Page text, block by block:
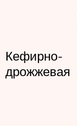
Кефирно-
дрожжевая